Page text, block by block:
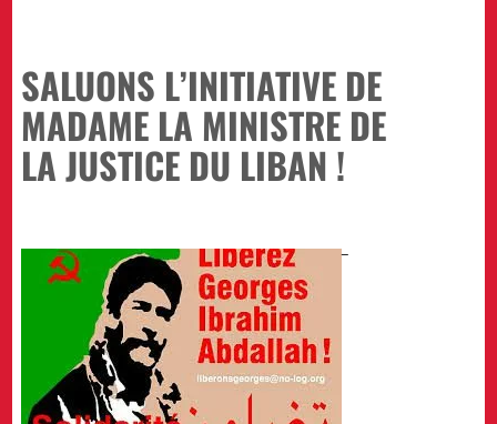
SALUONS L’INITIATIVE DE
MADAME LA MINISTRE DE
LA JUSTICE DU LIBAN !